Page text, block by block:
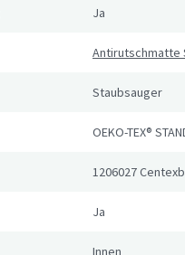
Ja
Antirutschmatte
Staubsauger
OEKO-TEX®
1206027
Ja